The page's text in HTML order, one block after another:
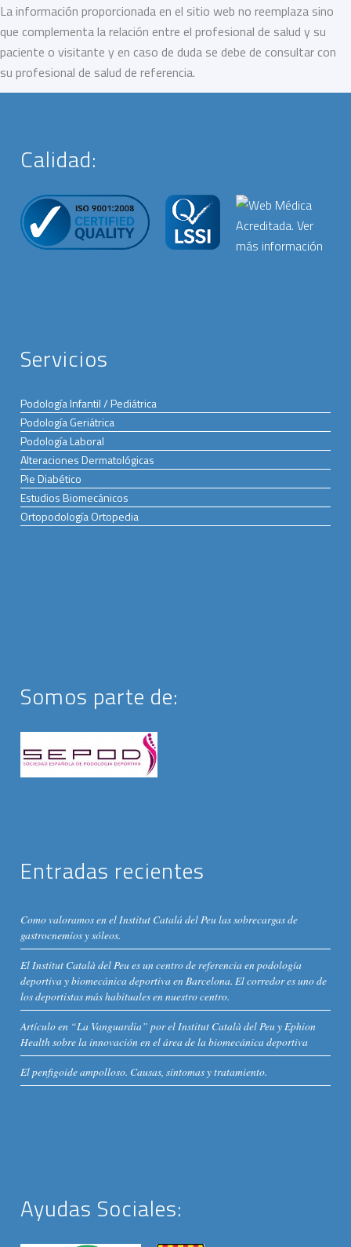
La información proporcionada en el sitio web no reemplaza sino
que complementa la relación entre el profesional de salud y su
paciente o visitante y en caso de duda se debe de consultar con
su profesional de salud de referencia.
Calidad:
Servicios
Podología Infantil / Pediátrica
Podología Geriátrica
Podología Laboral
Alteraciones Dermatológicas
Pie Diabético
Estudios Biomecánicos
Ortopodología Ortopedia
Somos parte de:
Entradas recientes
Como valoramos en el Institut Catalá del Peu las sobrecargas de
gastrocnemios y sóleos.
El Institut Català del Peu es un centro de referencia en podología
deportiva y biomecánica deportiva en Barcelona. El corredor es uno de
los deportistas más habituales en nuestro centro.
Artículo en “La Vanguardia” por el Institut Català del Peu y Ephion
Health sobre la innovación en el área de la biomecánica deportiva
El penfigoide ampolloso. Causas, síntomas y tratamiento.
Ayudas Sociales: